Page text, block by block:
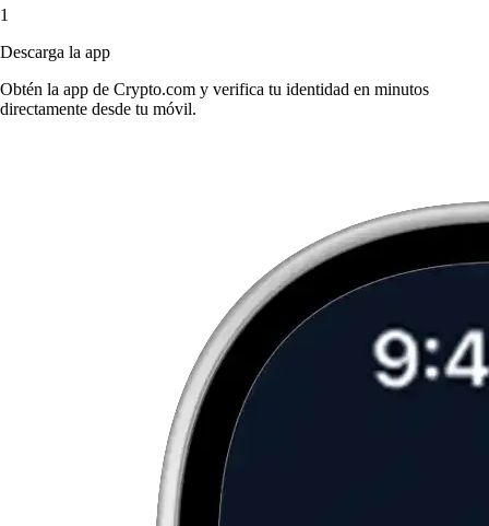
1
Descarga la app
Obtén la app de Crypto.com y verifica tu identidad en minutos
directamente desde tu móvil.